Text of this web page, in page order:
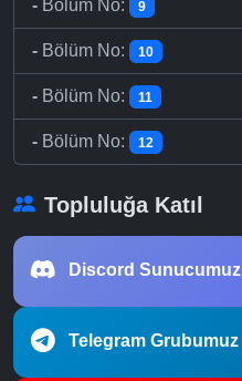
- Bölüm No: 9
- Bölüm No: 10
- Bölüm No: 11
- Bölüm No: 12
Topluluğa Katıl
Discord Sunucumuz
Telegram Grubumuz